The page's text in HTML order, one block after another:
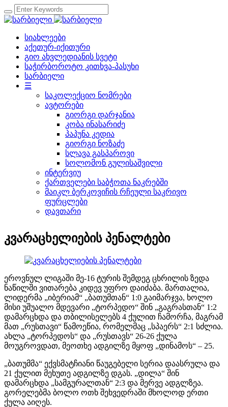
სიახლეები
აქეთურ-იქითური
გიო ახვლედიანის სვეტი
საჭირბოროტო კითხვა-პასუხი
სარბიელი
☰
საკოლექციო ნომრები
ავტორები
გიორგი დარჯანია
კობა ინასარიძე
პაპუნა კედია
გიორგი ნოზაძე
სლავა გასპაროვი
სოლომონ გულისაშვილი
ინტერვიუ
ქართველები საბჭოთა ნაკრებში
მაიკლ ბერკოვიჩის რჩეული საკრივო
ფურცლები
დავთარი
კვარაცხელიების პენალტები
ეროვნულ ლიგაში მე-16 ტურის შემდეგ ცხრილის ზედა
ნაწილში ვითარება კიდევ უფრო დაიძაბა. მართალია,
ლიდერმა „იბერიამ“ „ბათუმთან“ 1:0 გაიმარჯვა, ხოლო
მისი უშუალო მდევარი „ტორპედო“ შინ „გაგრასთან“ 1:2
დამარცხდა და თბილისელებს 4 ქულით ჩამორჩა, მაგრამ
მათ „რუსთავი“ წამოეწია, რომელმაც „სპაერს“ 2:1 სძლია.
ახლა „ტორპედოს“ და „რუსთავს“ 26-26 ქულა
მოუგროვდათ, მეოთხე ადგილზე მყოფ „დინამოს“ – 25.
„ბათუმმა“ ექვსმატჩიანი წაუგებელი სერია დაასრულა და
21 ქულით მეხუთე ადგილზე დგას. „დილა“ შინ
დამარცხდა „სამგურალთან“ 2:3 და მერვე ადგლზეა.
გორელებმა ბოლო ოთხ შეხვედრაში მხოლოდ ერთი
ქულა აიღეს.